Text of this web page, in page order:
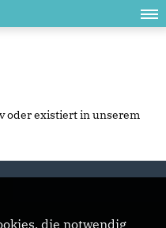
oder existiert in unserem
die notwendig